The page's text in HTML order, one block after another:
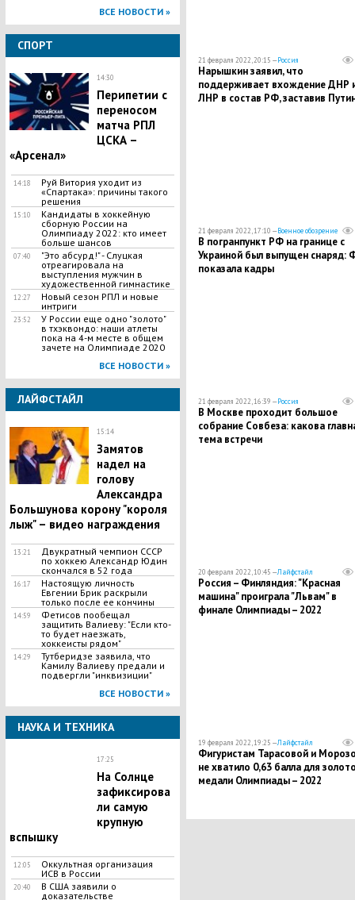
ВСЕ НОВОСТИ »
СПОРТ
14:30
Перипетии с
переносом
матча РПЛ
ЦСКА –
«Арсенал»
14:18
Руй Витория уходит из
«Спартака»: причины такого
решения
15:10
Кандидаты в хоккейную
сборную России на
Олимпиаду 2022: кто имеет
больше шансов
07:40
"Это абсурд!" - Слуцкая
отреагировала на
выступления мужчин в
художественной гимнастике
12:27
Новый сезон РПЛ и новые
интриги
23:52
У России еще одно "золото"
в тхэквондо: наши атлеты
пока на 4-м месте в общем
зачете на Олимпиаде 2020
ВСЕ НОВОСТИ »
ЛАЙФСТАЙЛ
15:14
Замятов
надел на
голову
Александра
Большунова корону "короля
лыж" – видео награждения
13:21
Двукратный чемпион СССР
по хоккею Александр Юдин
скончался в 52 года
16:17
Настоящую личность
Евгении Брик раскрыли
только после ее кончины
14:59
Фетисов пообещал
защитить Валиеву: "Если кто-
то будет наезжать,
хоккеисты рядом"
14:29
Тутберидзе заявила, что
Камилу Валиеву предали и
подвергли "инквизиции"
ВСЕ НОВОСТИ »
НАУКА И ТЕХНИКА
17:25
На Солнце
зафиксирова
ли самую
крупную
вспышку
12:05
Оккультная организация
ИСВ в России
20:40
В США заявили о
доказательстве
21 февраля 2022, 20:15 —Россия
Нарышкин заявил, что
поддерживает вхождение ДНР
ЛНР в состав РФ, заставив
21 февраля 2022, 17:10 —Военное обозрение
В погранпункт РФ на границе с
Украиной был выпущен снаряд:
показала кадры
21 февраля 2022, 16:39 —Россия
В Москве проходит большое
собрание Совбеза: какова
тема встречи
20 февраля 2022, 10:45 —Лайфстайл
Россия – Финляндия: "Красная
машина" проиграла "Львам" в
финале Олимпиады – 2022
19 февраля 2022, 19:25 —Лайфстайл
Фигуристам Тарасовой и
не хватило 0,63 балла для
медали Олимпиады – 2022